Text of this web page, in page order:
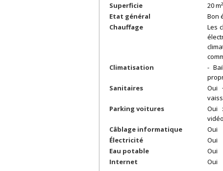
Superficie
20 m²
Etat général
Bon
Chauffage
Les
Climatisation
-
Sanitaires
Oui
Parking voitures
Oui
Câblage informatique
Oui
Électricité
Oui
Eau potable
Oui
Internet
Oui